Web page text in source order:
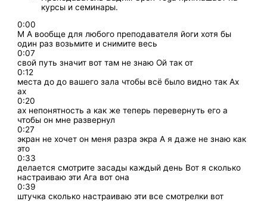
курсы и семинары.
0:00
М А вообще для любого преподавателя йоги хотя бы
один раз возьмите и снимите весь
0:07
свой путь значит вот там не знаю Ой так от
0:12
места до до вашего зала чтобы всё было видно так Ах
ах
0:20
ах непонятность а как же теперь перевернуть его а
чтобы он мне развернул
0:27
экран не хочет он меня разра экра А я даже не знаю как
это
0:33
делается смотрите засады каждый день Вот я сколько
настраиваю эти Ага вот она
0:39
штучка сколько настраиваю эти все смотрелки вот